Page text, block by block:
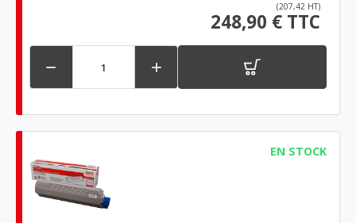
(207,42 HT)
248,90 € TTC
 
EN STOCK